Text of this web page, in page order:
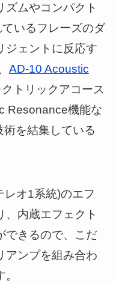
ズムやコンパクト
いるフレーズのダ
ジェントに反応す
AD-10 Acoustic
トリックアコース
Resonance機能な
を結集している
レオ1系統)のエフ
、内蔵エフェクト
できるので、こだ
アンプを組み合わ